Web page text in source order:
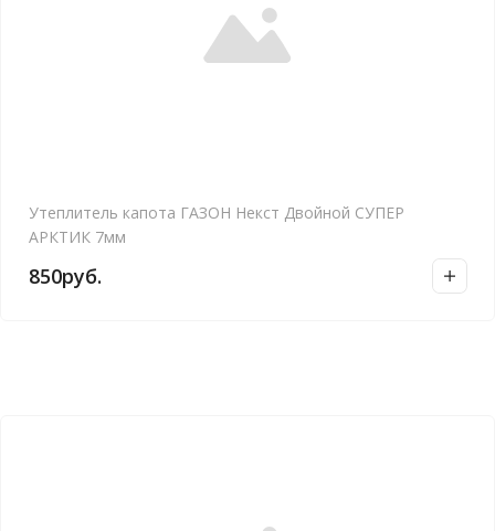
Утеплитель капота ГАЗОН Некст Двойной СУПЕР
АРКТИК 7мм
850руб.